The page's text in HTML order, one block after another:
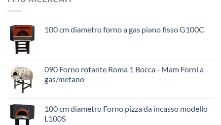
100 cm diametro forno a gas piano fisso G100C
090 Forno rotante Roma 1 Bocca - Mam Forni a
gas/metano
100 cm diametro Forno pizza da incasso modello
L100S